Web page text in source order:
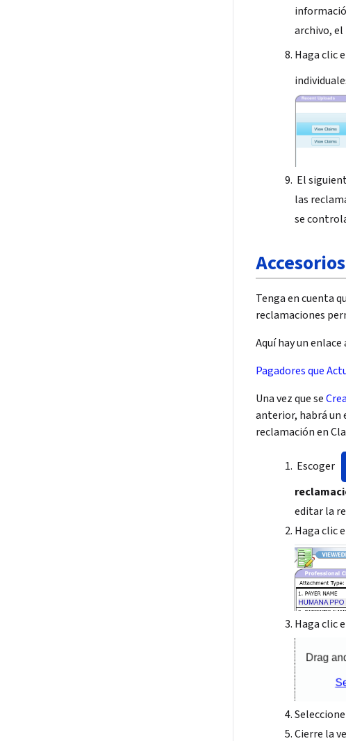
archivo,
Haga clic
El
las
se
Accesorios
Tenga en cuenta
reclamaciones
Aquí hay un
Pagadores que
Una vez que se
anterior, habrá un
reclamación en
Escoger
editar la
Haga clic
Haga clic
Cierre la